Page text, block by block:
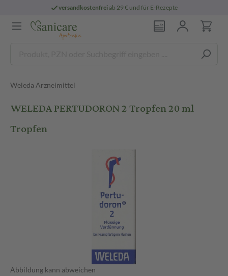
versandkostenfreiab 29 € und für E-Rezepte
Weleda Arzneimittel
WELEDA PERTUDORON 2 Tropfen 20 ml
Tropfen
Abbildung kann abweichen